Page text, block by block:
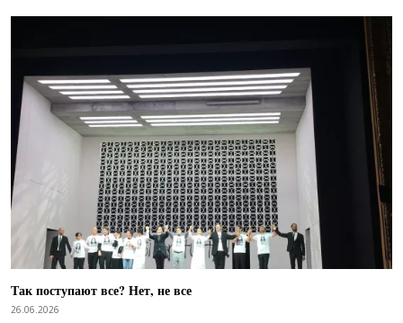
Так поступают все? Нет, не все
26.06.2026